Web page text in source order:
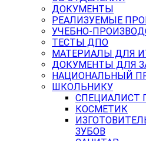
ДОКУМЕНТЫ
РЕАЛИЗУЕМЫЕ
УЧЕБНО-
ТЕСТЫ ДПО
МАТЕРИАЛЫ ДЛЯ
ДОКУМЕНТЫ ДЛЯ
НАЦИОНАЛЬНЫЙ
ШКОЛЬНИКУ
СПЕЦИАЛИСТ
КОСМЕТИК
ЗУБОВ